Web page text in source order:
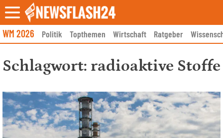
Skip
to
content
WM 2026 Politik Topthemen Wirtschaft Ratgeber
Schlagwort: radioaktive Stoffe